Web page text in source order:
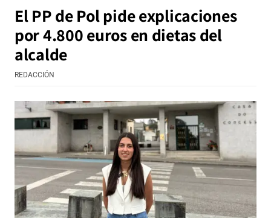
El PP de Pol pide explicaciones
por 4.800 euros en dietas del
alcalde
REDACCIÓN